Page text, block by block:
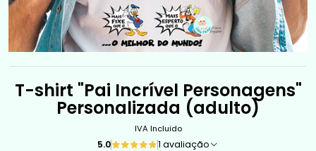
T-shirt "Pai Incrível Personagens"
Personalizada (adulto)
IVA Incluido
5.0 1 avaliação